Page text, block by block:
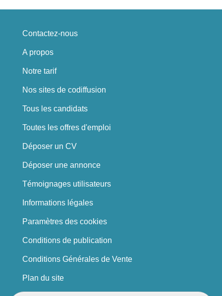
Contactez-nous
A propos
Notre tarif
Nos sites de codiffusion
Tous les candidats
Toutes les offres d'emploi
Déposer un CV
Déposer une annonce
Témoignages utilisateurs
Informations légales
Paramètres des cookies
Conditions de publication
Conditions Générales de Vente
Plan du site